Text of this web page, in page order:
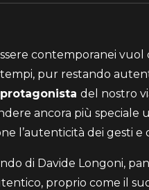
ssere contemporanei vuol
tempi, pur restando
protagonista del nostro
ancora più speciale
l’autenticità dei gesti e
di Davide Longoni,
proprio come il